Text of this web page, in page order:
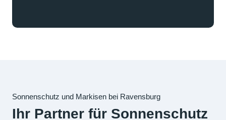
Sonnenschutz und Markisen bei Ravensburg
Ihr Partner für Sonnenschutz